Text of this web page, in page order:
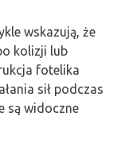
wskazują, że
kolizji lub
fotelika
sił podczas
są widoczne